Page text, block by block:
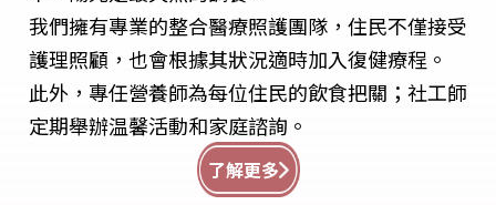
我們擁有專業的整合醫療照護團隊，住民不僅接受
護理照顧，也會根據其狀況適時加入復健療程。
此外，專任營養師為每位住民的飲食把關；社工師
定期舉辦温馨活動和家庭諮詢。
了解更多